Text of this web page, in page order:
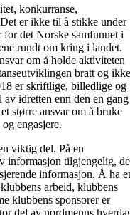
konkurranse,
er ikke til å stikke under
for det Norske samfunnet i
rundt om kring i landet.
om å holde aktiviteten
bratt og ikke
er skriftlige, billedlige og
idretten enn den en gang
større ansvar om å bruke
engasjere.
viktig del. På en
informasjon tilgjengelig,
informasjon. Å ha
arbeid, klubbens
klubbens sponsorer er
del av nordmenns